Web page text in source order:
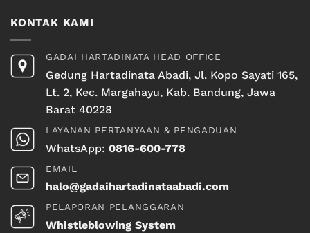
KONTAK KAMI
GADAI HARTADINATA HEAD OFFICE
Gedung Hartadinata Abadi, Jl. Kopo Sayati 165,
Lt. 2, Kec. Margahayu, Kab. Bandung, Jawa
Barat 40228
LAYANAN PERTANYAAN & PENGADUAN
WhatsApp: 0816-600-778
EMAIL
halo@gadaihartadinataabadi.com
PELAPORAN PELANGGARAN
Whistleblowing System